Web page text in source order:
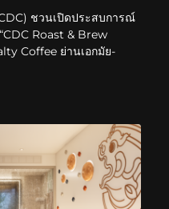
ชวนเปิดประสบการณ์
Roast & Brew
Coffee ย่านเอกมัย-